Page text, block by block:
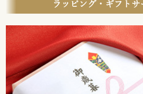
ラッピング・ギフトサ